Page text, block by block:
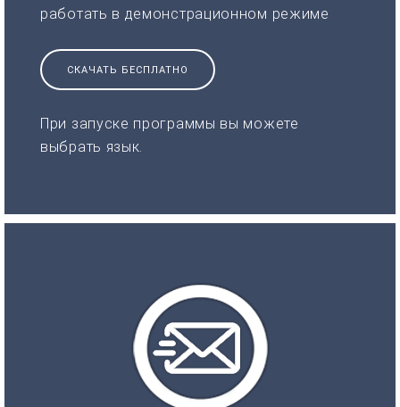
работать в демонстрационном режиме
СКАЧАТЬ БЕСПЛАТНО
При запуске программы вы можете
выбрать язык.